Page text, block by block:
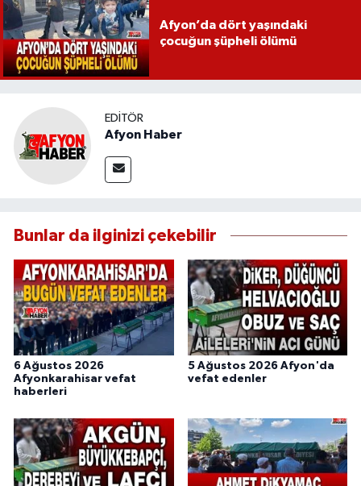
Afyon’da dört yaşındaki
çocuğun şüpheli ölümü
EDITÖR
Afyon Haber
Bunlar da ilginizi çekebilir
6 Ağustos 2026
Afyonkarahisar vefat
haberleri
5 Ağustos 2026 Afyon'da
vefat edenler